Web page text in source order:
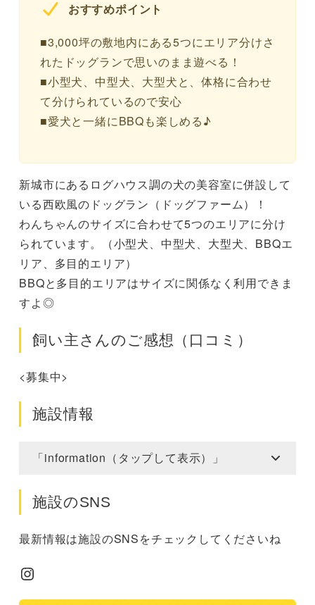
おすすめポイント
■3,000坪の敷地内にある5つにエリア分けさ
れたドッグランで思いのまま遊べる！
■小型犬、中型犬、大型犬と、体格に合わせ
て分けられているので安心
■愛犬と一緒にBBQも楽しめる♪
新城市にあるログハウス調の犬の美容室に併設して
いる西欧風のドッグラン（ドッグファーム）！
わんちゃんのサイズに合わせて5つのエリアに分け
られています。（小型犬、中型犬、大型犬、BBQエ
リア、多目的エリア）
BBQと多目的エリアはサイズに関係なく利用できま
すよ◎
飼い主さんのご感想（口コミ）
<募集中>
施設情報
「information（タップして表示）」
施設のSNS
最新情報は施設のSNSをチェックしてくださいね
Instagram